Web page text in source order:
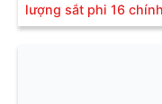
lượng sắt phi 16